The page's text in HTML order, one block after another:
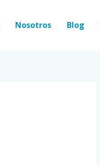
Nosotros Blog